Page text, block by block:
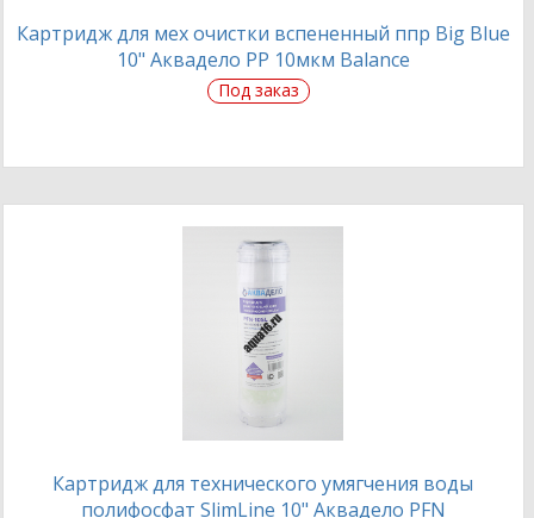
Картридж для мех очистки вспененный ппр Big Blue
10" Аквадело PP 10мкм Balance
Под заказ
Картридж для технического умягчения воды
полифосфат SlimLine 10" Аквадело PFN